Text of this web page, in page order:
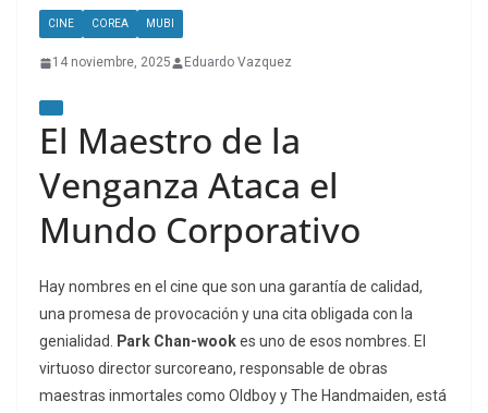
CINE COREA MUBI
14 noviembre, 2025 Eduardo Vazquez
El Maestro de la
Venganza Ataca el
Mundo Corporativo
Hay nombres en el cine que son una garantía de calidad,
una promesa de provocación y una cita obligada con la
genialidad.
Park Chan-wookes uno de esos nombres. El
virtuoso director surcoreano, responsable de obras
maestras inmortales como OldboyyThe Handmaiden, está